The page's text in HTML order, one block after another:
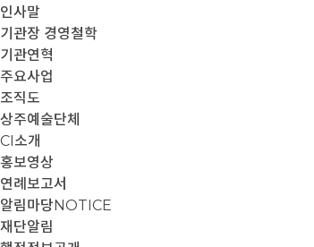
인사말
기관장 경영철학
기관연혁
주요사업
조직도
상주예술단체
CI소개
홍보영상
연례보고서
알림마당NOTICE
재단알림